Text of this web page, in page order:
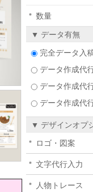
数量
▼ データ有無
完全データ入
データ作成代
データ作成代
データ作成代
▼ デザインオプ
ロゴ・図案
文字代行入力
人物トレース